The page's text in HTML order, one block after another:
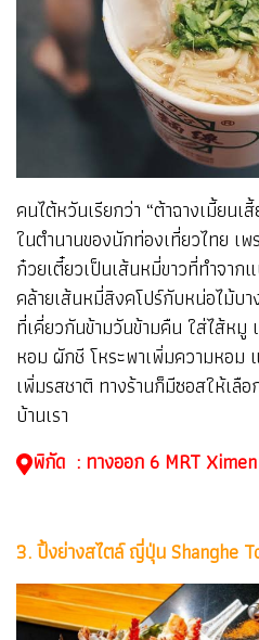
คนไต้หวันเรียกว่า “ต้าฉางเมี้ยนเ
ในตำนานของนักท่องเที่ยวไทย เ
ก๋วยเตี๋ยวเป็นเส้นหมี่ขาวที่ทำจาก
คล้ายเส้นหมี่สิงคโปร์กับหน่อไม้บ
ที่เคี่ยวกันข้ามวันข้ามคืน ใส่ไส้หมู
หอม ผักชี โหระพาเพิ่มความหอม
เพิ่มรสชาติ ทางร้านก็มีซอสให้เลื
บ้านเรา
พิกัด : ทางออก 6 MRT
3. ปิ้งย่างสไตล์ ญี่ปุ่น Shanghe